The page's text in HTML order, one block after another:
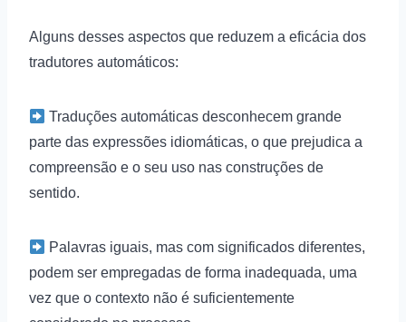
Alguns desses aspectos que reduzem a eficácia dos
tradutores automáticos:
Traduções automáticas desconhecem grande
parte das expressões idiomáticas, o que prejudica a
compreensão e o seu uso nas construções de
sentido.
Palavras iguais, mas com significados diferentes,
podem ser empregadas de forma inadequada, uma
vez que o contexto não é suficientemente